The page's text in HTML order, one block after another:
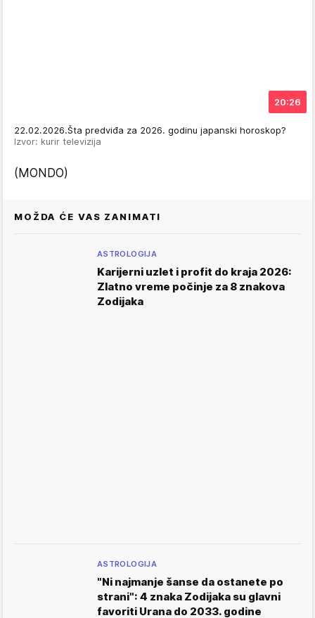
20:26
22.02.2026.Šta predviđa za 2026. godinu japanski horoskop?
Izvor: kurir televizija
(MONDO)
MOŽDA ĆE VAS ZANIMATI
ASTROLOGIJA
Karijerni uzlet i profit do kraja 2026:
Zlatno vreme počinje za 8 znakova
Zodijaka
ASTROLOGIJA
"Ni najmanje šanse da ostanete po
strani": 4 znaka Zodijaka su glavni
favoriti Urana do 2033. godine